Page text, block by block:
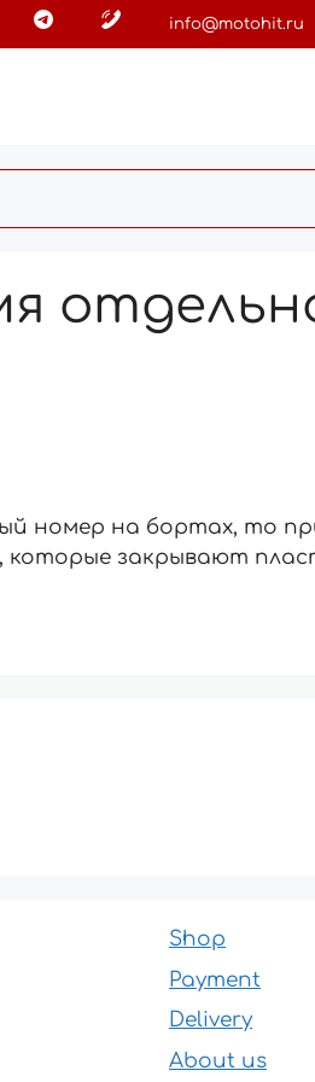
info@motohit.ru
номер на бортах, то
закрывают
Shop
Payment
Delivery
About us